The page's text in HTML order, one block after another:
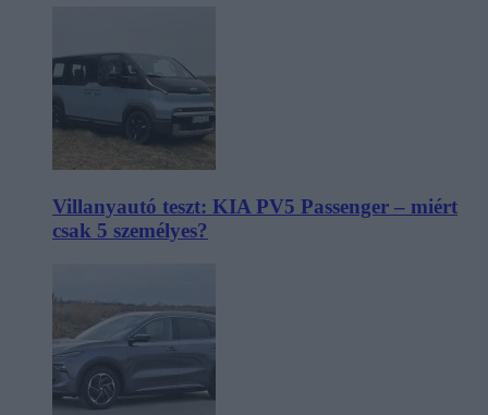
Villanyautó teszt: KIA PV5 Passenger – miért
csak 5 személyes?